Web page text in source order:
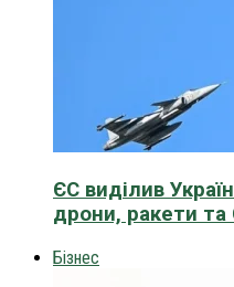
ЄС виділив
дрони, ракети та
Бізнес